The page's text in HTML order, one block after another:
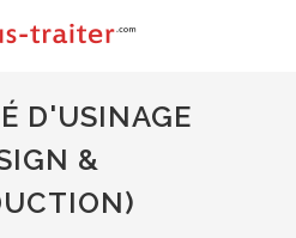
D'USINAGE
&